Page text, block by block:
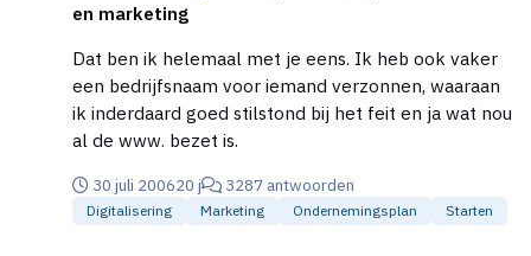
en marketing
Dat ben ik helemaal met je eens. Ik heb ook vaker
een bedrijfsnaam voor iemand verzonnen, waaraan
ik inderdaard goed stilstond bij het feit en ja wat nou
al de www. bezet is.
30 juli 200620 j 3287 antwoorden
Digitalisering Marketing Ondernemingsplan Starten